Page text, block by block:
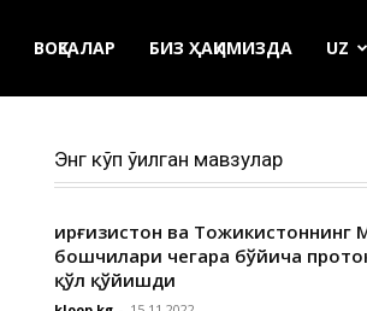
ВОҚЕАЛАР БИЗ ҲАҚИМИЗДА UZ
Энг кўп ўқилган мавзулар
Қирғизистон ва Тожикистоннинг
бошчилари чегара бўйича
қўл қўйишди